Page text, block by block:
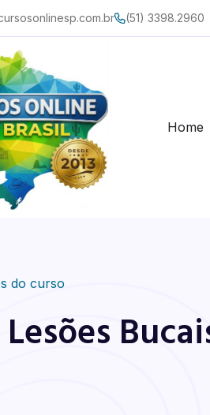
(51) 3398.2960
Home
do curso